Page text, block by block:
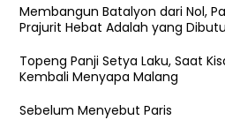
Membangun Batalyon dari Nol,
Prajurit Hebat Adalah yang
Topeng Panji Setya Laku, Saat
Kembali Menyapa Malang
Sebelum Menyebut Paris